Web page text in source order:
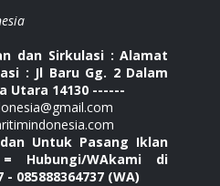
dan Sirkulasi : Alamat
: Jl Baru Gg. 2 Dalam
Utara 14130 ------
Untuk Pasang Iklan
Hubungi/WAkami di
- 085888364737 (WA)